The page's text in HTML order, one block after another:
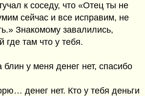
к соседу, что «Отец ты не
сейчас и все исправим, не
Знакомому завалились,
где там что у тебя.
у меня денег нет, спасибо
денег нет. Кто у тебя деньги